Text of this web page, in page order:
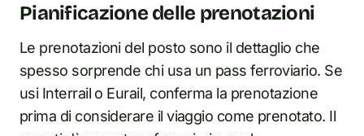
Pianificazione delle prenotazioni
Le prenotazioni del posto sono il dettaglio che
spesso sorprende chi usa un pass ferroviario. Se
usi Interrail o Eurail, conferma la prenotazione
prima di considerare il viaggio come prenotato. Il